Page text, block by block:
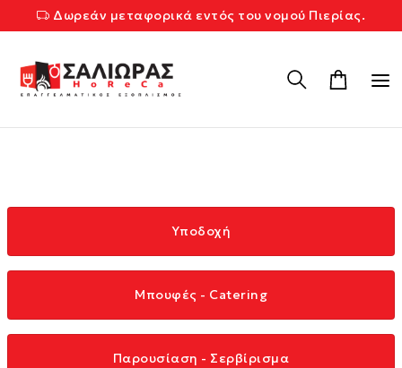
Δωρεάν μεταφορικά εντός του νομού Πιερίας.
Υποδοχή
Μπουφές - Catering
Παρουσίαση - Σερβίρισμα